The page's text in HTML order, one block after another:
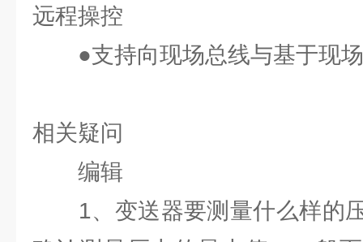
远程操控
●支持向现场总线与基于现场
相关疑问
编辑
1、变送器要测量什么样的